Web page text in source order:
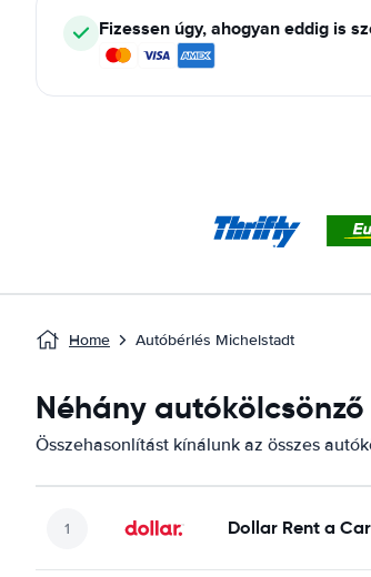
Fizessen úgy, ahogyan eddig is
Home Autóbérlés Michelstadt
Néhány
Összehasonlítást kínálunk az összes
Dollar Rent a Car